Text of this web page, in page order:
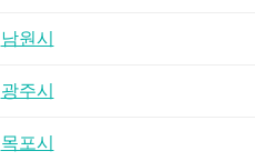
남원시
광주시
목포시